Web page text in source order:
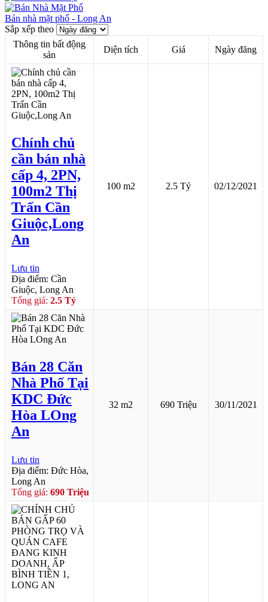
Bán nhà mặt phố - Long An
Sắp xếp theo
Thông tin bất động
sản
Diện tích Giá Ngày đăng
Chính chủ
cần bán nhà
cấp 4, 2PN,
100m2 Thị
Trấn Cần
Giuộc,Long
An
Lưu tin
Địa điểm: Cần
Giuộc, Long An
Tổng giá: 2.5 Tỷ
100 m2 2.5 Tỷ 02/12/2021
Bán 28 Căn
Nhà Phố Tại
KDC Đức
Hòa LOng
An
Lưu tin
Địa điểm: Đức Hòa,
Long An
Tổng giá: 690 Triệu
32 m2 690 Triệu 30/11/2021